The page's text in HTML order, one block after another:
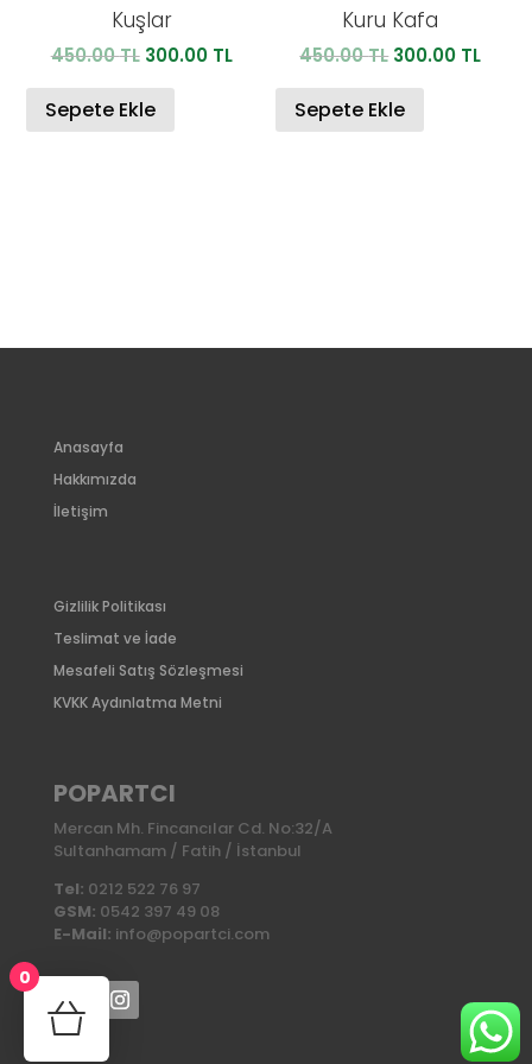
Kuşlar
450.00TL Orijinal
450.00 TL.
300.00 TLŞu
300.00 TL.
Sepete Ekle
Kuru Kafa
450.00TL Orijinal
450.00 TL.
300.00 TLŞu
Sepete Ekle
Anasayfa
Hakkımızda
İletişim
Gizlilik Politikası
Teslimat ve İade
Mesafeli Satış Sözleşmesi
KVKK Aydınlatma Metni
POPARTCI
Mercan Mh. Fincancılar Cd. No:32/A
Sultanhamam / Fatih / İstanbul
Tel: 0212 522 76 97
GSM: 0542 397 49 08
E-Mail: info@popartci.com
0